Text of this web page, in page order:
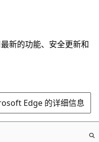
新的功能、安全更新和
Edge 的详细信息